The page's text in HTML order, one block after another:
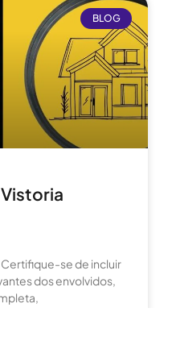
BLOG
se de incluir
dos envolvidos,